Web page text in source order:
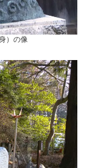
）の像